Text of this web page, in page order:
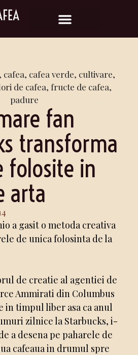
fan
transforma
folosite in
arta
a gasit o metoda creativa
de unica folosinta de la
de creatie al agentiei de
Ammirati din Columbus
in timpul liber asa ca anul
zilnice la Starbucks, i-
a desena pe paharele de
cafeaua in drumul spre